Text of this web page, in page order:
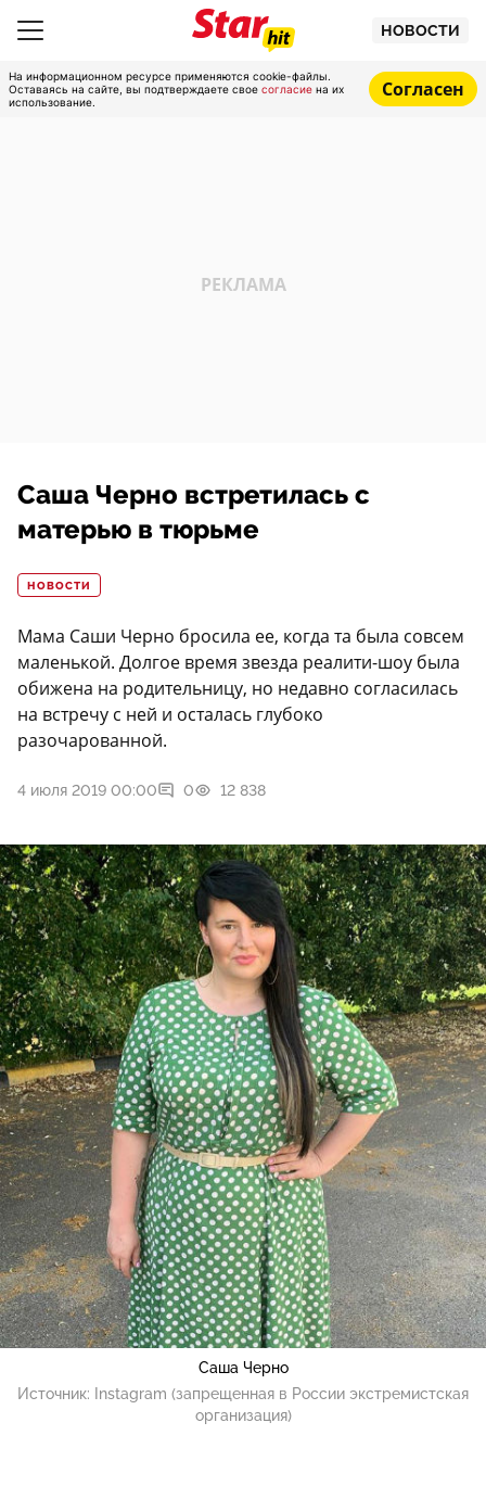
НОВОСТИ
На информационном ресурсе применяются cookie-файлы.
Оставаясь на сайте, вы подтверждаете свое согласие на их
использование.
Согласен
Саша Черно встретилась с
матерью в тюрьме
НОВОСТИ
Мама Саши Черно бросила ее, когда та была совсем
маленькой. Долгое время звезда реалити-шоу была
обижена на родительницу, но недавно согласилась
на встречу с ней и осталась глубоко
разочарованной.
4 июля 2019 00:00 0 12 838
Саша Черно
Источник:
Instagram (запрещенная в России экстремистская
организация)